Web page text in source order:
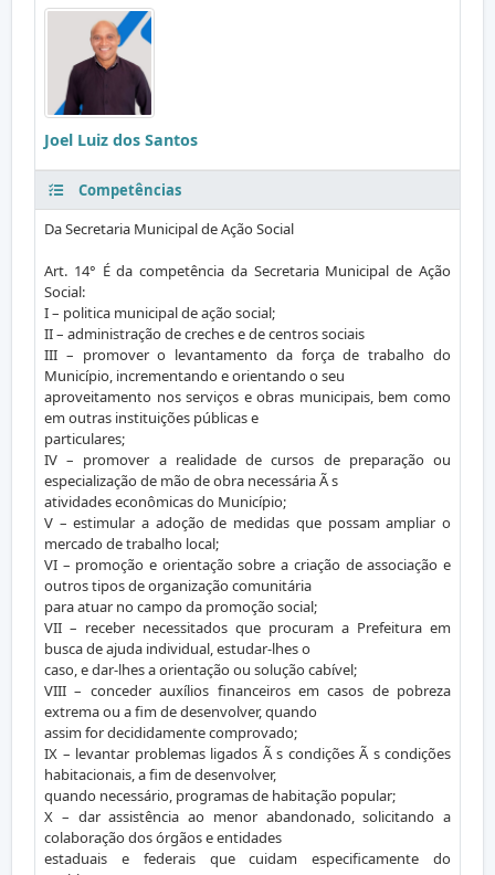
Joel Luiz dos Santos
Competências
Da Secretaria Municipal de Ação Social
Art. 14° É da competência da Secretaria Municipal de Ação
Social:
I – politica municipal de ação social;
II – administração de creches e de centros sociais
III – promover o levantamento da força de trabalho do
Município, incrementando e orientando o seu
aproveitamento nos serviços e obras municipais, bem como
em outras instituições públicas e
particulares;
IV – promover a realidade de cursos de preparação ou
especialização de mão de obra necessária Ã s
atividades econômicas do Município;
V – estimular a adoção de medidas que possam ampliar o
mercado de trabalho local;
VI – promoção e orientação sobre a criação de associação e
outros tipos de organização comunitária
para atuar no campo da promoção social;
VII – receber necessitados que procuram a Prefeitura em
busca de ajuda individual, estudar-lhes o
caso, e dar-lhes a orientação ou solução cabível;
VIII – conceder auxílios financeiros em casos de pobreza
extrema ou a fim de desenvolver, quando
assim for decididamente comprovado;
IX – levantar problemas ligados Ã s condições Ã s condições
habitacionais, a fim de desenvolver,
quando necessário, programas de habitação popular;
X – dar assistência ao menor abandonado, solicitando a
colaboração dos órgãos e entidades
estaduais e federais que cuidam especificamente do